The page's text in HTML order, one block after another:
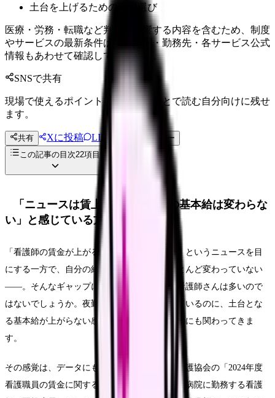
土台を上げるための職場選び
医療・労務・転職など判断に影響する内容を含むため、制度
やサービスの最新条件は公的機関・勤務先・各サービス公式
情報もあわせて確認してください。
SNSで共有
現場で使えるポイントを、同僚やあとで読む自分向けに残せ
ます。
共有 Xに投稿 LINE
投稿文コピー
この記事の目次22項目
「ニュースは賃上げ、でも自分の基本給は変わらな
い」と感じている方へ
「看護師の賃金が上がる」「処遇改善が進む」というニュースを目
にする一方で、自分の給与明細の基本給はほとんど変わっていない
――。そんなギャップに、もやもやしている看護師さんは多いので
はないでしょうか。夜勤を重ね、責任も増えているのに、土台とな
る基本給が上がらない感覚は、働き続ける気力にも関わってきま
す。
その感覚は、データにも表れています。日本看護協会の「2024年度
看護職員の賃金に関する実態調査」によると、病院に勤務する看護